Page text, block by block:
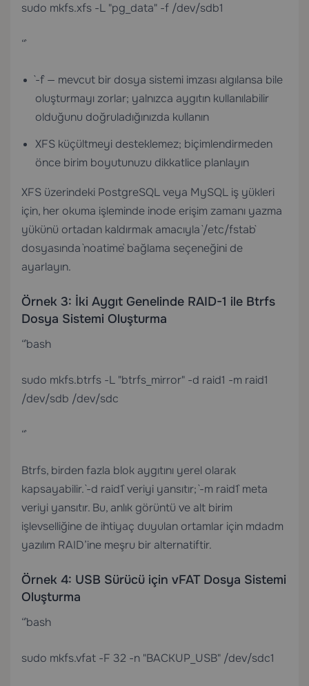
sudo mkfs.xfs -L "pg_data" -f /dev/sdb1
“`
`-f` — mevcut bir dosya sistemi imzası algılansa bile
oluşturmayı zorlar; yalnızca aygıtın kullanılabilir
olduğunu doğruladığınızda kullanın
XFS küçültmeyi desteklemez; biçimlendirmeden
önce birim boyutunuzu dikkatlice planlayın
XFS üzerindeki PostgreSQL veya MySQL iş yükleri
için, her okuma işleminde inode erişim zamanı yazma
yükünü ortadan kaldırmak amacıyla `/etc/fstab`
dosyasında `noatime` bağlama seçeneğini de
ayarlayın.
Örnek 3: İki Aygıt Genelinde RAID-1 ile Btrfs
Dosya Sistemi Oluşturma
“`bash
sudo mkfs.btrfs -L "btrfs_mirror" -d raid1 -m raid1
/dev/sdb /dev/sdc
“`
Btrfs, birden fazla blok aygıtını yerel olarak
kapsayabilir. `-d raid1` veriyi yansıtır; `-m raid1` meta
veriyi yansıtır. Bu, anlık görüntü ve alt birim
işlevselliğine de ihtiyaç duyulan ortamlar için mdadm
yazılım RAID’ine meşru bir alternatiftir.
Örnek 4: USB Sürücü için vFAT Dosya Sistemi
Oluşturma
“`bash
sudo mkfs.vfat -F 32 -n "BACKUP_USB" /dev/sdc1